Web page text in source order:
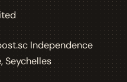
Independence
Seychelles